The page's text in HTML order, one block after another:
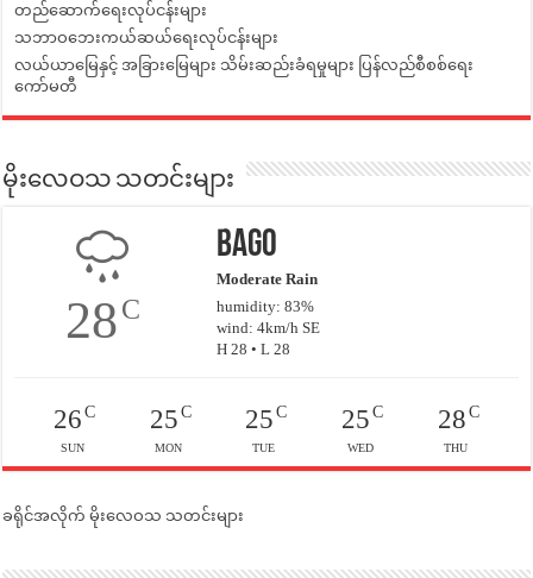
တည်ဆောက်ရေးလုပ်ငန်းများ
သဘာဝဘေးကယ်ဆယ်ရေးလုပ်ငန်းများ
လယ်ယာမြေနှင့် အခြားမြေများ သိမ်းဆည်းခံရမှုများ ပြန်လည်စီစစ်ရေး
ကော်မတီ
မိုးလေဝသ သတင်းများ
28C
Bago
Moderate Rain
humidity: 83%
wind: 4km/h SE
H 28 • L 28
26C
SUN
25C
MON
25 C
TUE
25C
WED
28C
THU
ခရိုင်အလိုက် မိုးလေဝသ သတင်းများ